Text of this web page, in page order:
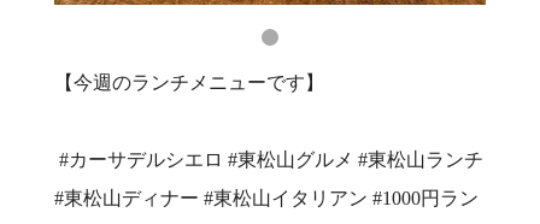
【今週のランチメニューです】
⁡ #カーサデルシエロ #東松山グルメ #東松山ランチ
#東松山ディナー #東松山イタリアン #1000円ラン